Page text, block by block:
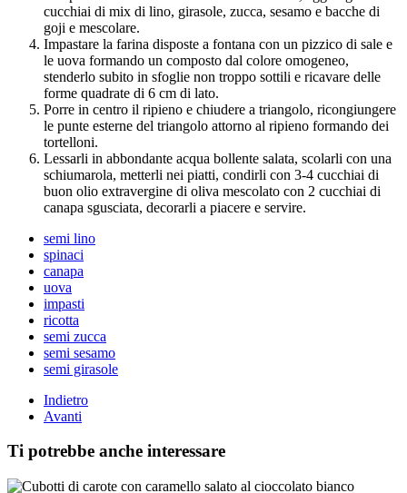
cucchiai di mix di lino, girasole, zucca, sesamo e bacche di
goji e mescolare.
Impastare la farina disposte a fontana con un pizzico di sale e
le uova formando un composto dal colore omogeneo,
stenderlo subito in sfoglie non troppo sottili e ricavare delle
forme quadrate di 6 cm di lato.
Porre in centro il ripieno e chiudere a triangolo, ricongiungere
le punte esterne del triangolo attorno al ripieno formando dei
tortelloni.
Lessarli in abbondante acqua bollente salata, scolarli con una
schiumarola, metterli nei piatti, condirli con 3-4 cucchiai di
buon olio extravergine di oliva mescolato con 2 cucchiai di
canapa sgusciata, decorarli a piacere e servire.
semi lino
spinaci
canapa
uova
impasti
ricotta
semi zucca
semi sesamo
semi girasole
Indietro
Avanti
Ti potrebbe anche interessare